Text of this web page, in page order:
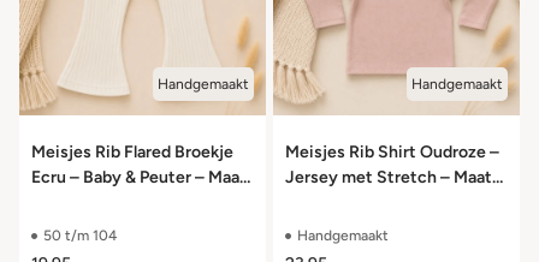
Handgemaakt
Meisjes Rib Flared Broekje
Ecru – Baby & Peuter – Maat
50 t/m 104
Handgemaakt
Meisjes Rib Shirt Oudroze –
Jersey met Stretch – Maat
Handgemaakt